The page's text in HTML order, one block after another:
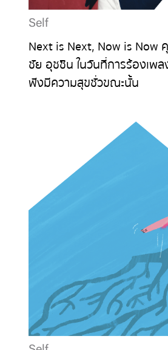
Self
Next is Next, Now is Now
ชัย อุชชิน ในวันที่การร้องเพ
ฟังมีความสุขชั่วขณะนั้น